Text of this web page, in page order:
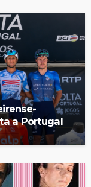
a Portugal